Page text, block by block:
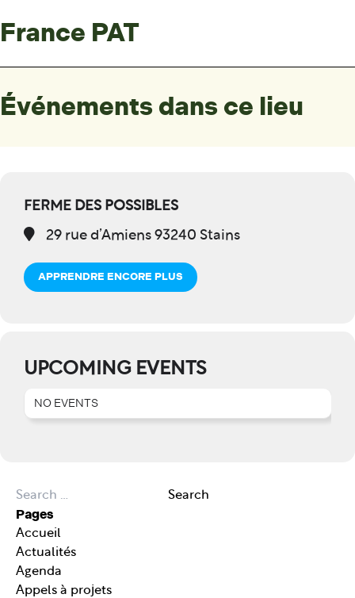
France PAT
Événements dans ce lieu
FERME DES POSSIBLES
29 rue d’Amiens 93240 Stains
APPRENDRE ENCORE PLUS
UPCOMING EVENTS
NO EVENTS
Search for: Search
Pages
Accueil
Actualités
Agenda
Appels à projets